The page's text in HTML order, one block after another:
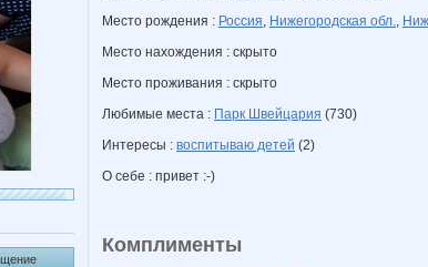
Место рождения : Россия, Нижегородская обл.,
Место нахождения : скрыто
Место проживания : скрыто
Любимые места : Парк Швейцария (730)
Интересы : воспитываю детей (2)
О себе : привет :-)
Комплименты